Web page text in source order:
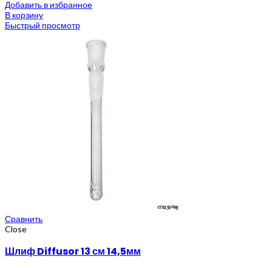
Добавить в избранное
В корзину
Быстрый просмотр
Сравнить
Close
Шлиф Diffusor 13 см 14,5мм